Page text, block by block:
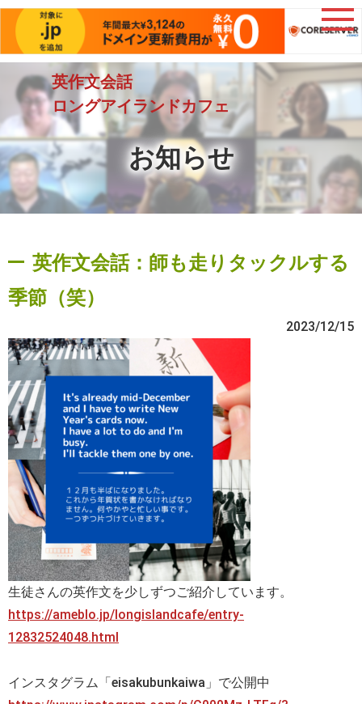
英作文会話
ロングアイランドカフェ
お知らせ
英作文会話：師も走りタックルする
季節（笑）
2023/12/15
生徒さんの英作文を少しずつご紹介しています。
https://ameblo.jp/longislandcafe/entry-
12832524048.html
インスタグラム「eisakubunkaiwa」で公開中